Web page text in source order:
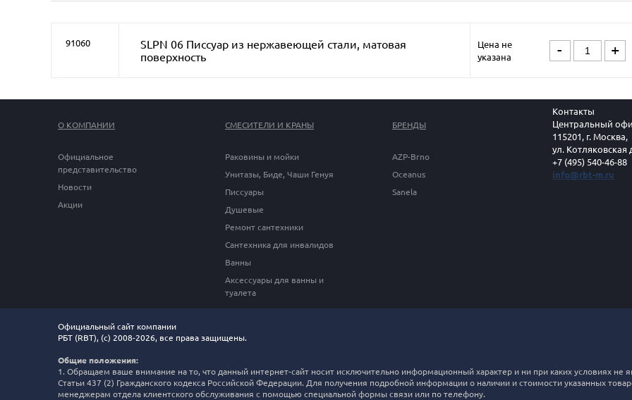
91060
SLPN 06 Писсуар из нержавеющей стали, матовая
поверхность
Цена не
указана
- +
О КОМПАНИИ
Официальное
представительство
Новости
Акции
СМЕСИТЕЛИ И КРАНЫ
Раковины и мойки
Унитазы, Биде, Чаши Генуя
Писсуары
Душевые
Ремонт сантехники
Сантехника для инвалидов
Ванны
Аксессуары для ванны и
туалета
БРЕНДЫ
AZP-Brno
Oceanus
Sanela
Контакты
Центральный
115201, г. Москва,
ул. Котляковская
+7 (495) 540-46-88
info@rbt-m.ru
Официальный сайт компании
РБТ (RBT), (c) 2008-2026, все права защищены.
Общие положения:
1. Обращаем ваше внимание на то, что данный интернет-сайт носит исключительно информационный характер и ни при каких условиях
Статьи 437 (2) Гражданского кодекса Российской Федерации. Для получения подробной информации о наличии и стоимости указанных
менеджерам отдела клиентского обслуживания с помощью специальной формы связи или по телефону.